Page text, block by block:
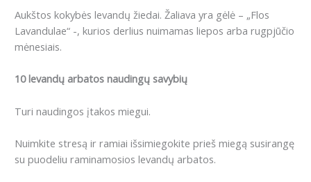
Aukštos kokybės levandų žiedai. Žaliava yra gėlė – „Flos
Lavandulae“ -, kurios derlius nuimamas liepos arba rugpjūčio
mėnesiais.
10 levandų arbatos naudingų savybių
Turi naudingos įtakos miegui.
Nuimkite stresą ir ramiai išsimiegokite prieš miegą susirangę
su puodeliu raminamosios levandų arbatos.